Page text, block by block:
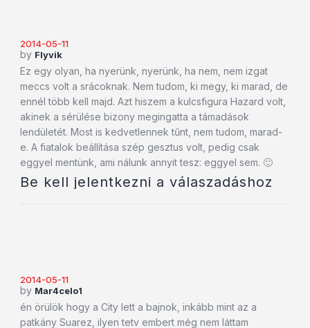
2014-05-11
by Flyvik
Ez egy olyan, ha nyerünk, nyerünk, ha nem, nem izgat
meccs volt a srácoknak. Nem tudom, ki megy, ki marad, de
ennél több kell majd. Azt hiszem a kulcsfigura Hazard volt,
akinek a sérülése bizony megingatta a támadások
lendületét. Most is kedvetlennek tűnt, nem tudom, marad-
e. A fiatalok beállítása szép gesztus volt, pedig csak
eggyel mentünk, ami nálunk annyit tesz: eggyel sem. 🙂
Be kell jelentkezni a válaszadáshoz
2014-05-11
by Mar4celo1
én örülök hogy a City lett a bajnok, inkább mint az a
patkány Suarez, ilyen tetv embert még nem láttam